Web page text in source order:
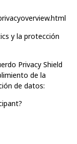
y la protección
Privacy Shield
de la
de datos: